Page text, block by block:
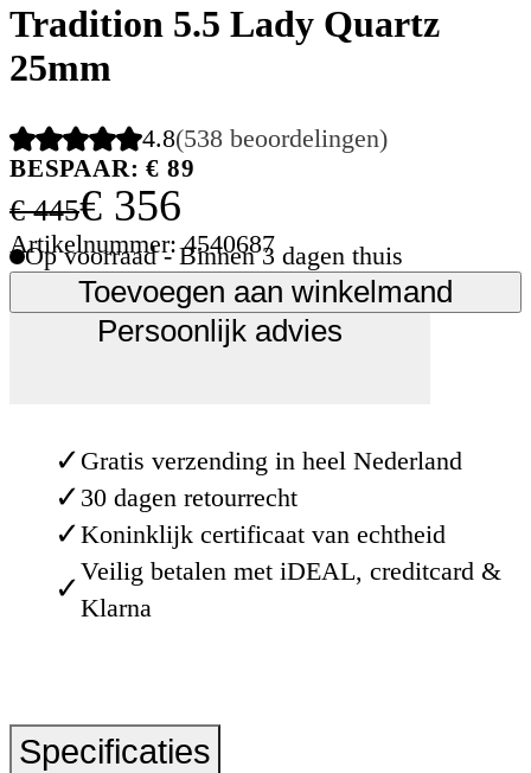
Tradition 5.5 Lady Quartz
25mm
4.8(538 beoordelingen)
BESPAAR: € 89
€ 445€ 356
Artikelnummer: 4540687
Op voorraad - Binnen 3 dagen thuis
Toevoegen aan winkelmand
Persoonlijk advies
✓ Gratis verzending in heel Nederland
✓ 30 dagen retourrecht
✓Koninklijk certificaat van echtheid
✓
Veilig betalen met iDEAL, creditcard &
Klarna
Specificaties